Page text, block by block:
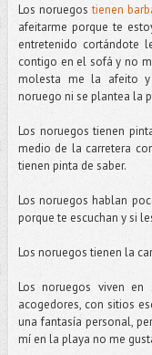
Los noruegostienen
afeitarme porque te
entretenido cortándote
contigo en el sofá y no
molesta me la afeito y
noruego ni se plantea la
Los noruegos tienen
medio de la carretera
tienen pinta de saber.
Los noruegos hablan
porque te escuchan y si
Los noruegos tienen la
Los noruegos viven
acogedores, con sitios
una fantasía personal,
mí en la playa no me